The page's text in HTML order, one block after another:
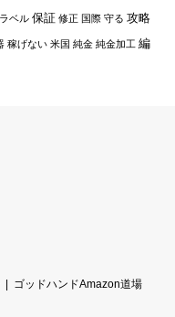
ラベル 保証 修正 国際 守る 攻略
稼げない 米国 純金 純金加工 編
ゴッドハンドAmazon道場